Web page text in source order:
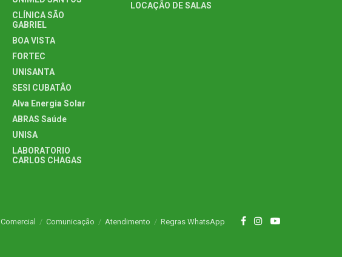
CLÍNICA SÃO
GABRIEL
BOA VISTA
FORTEC
UNISANTA
SESI CUBATÃO
Alva Energia Solar
ABRAS Saúde
UNISA
LABORATORIO
CARLOS CHAGAS
LOCAÇÃO DE SALAS
Comercial Comunicação Atendimento Regras WhatsApp